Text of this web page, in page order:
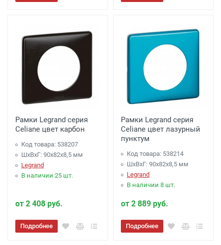
Рамки Legrand серия
Celiane цвет карбон
Код товара: 538207
ШхВхГ: 90x82x8,5 мм
Legrand
В наличии 25 шт.
от 2 408 руб.
Подробнее
Рамки Legrand серия
Celiane цвет лазурный
пунктум
Код товара: 538214
ШхВхГ: 90x82x8,5 мм
Legrand
В наличии 8 шт.
от 2 889 руб.
Подробнее